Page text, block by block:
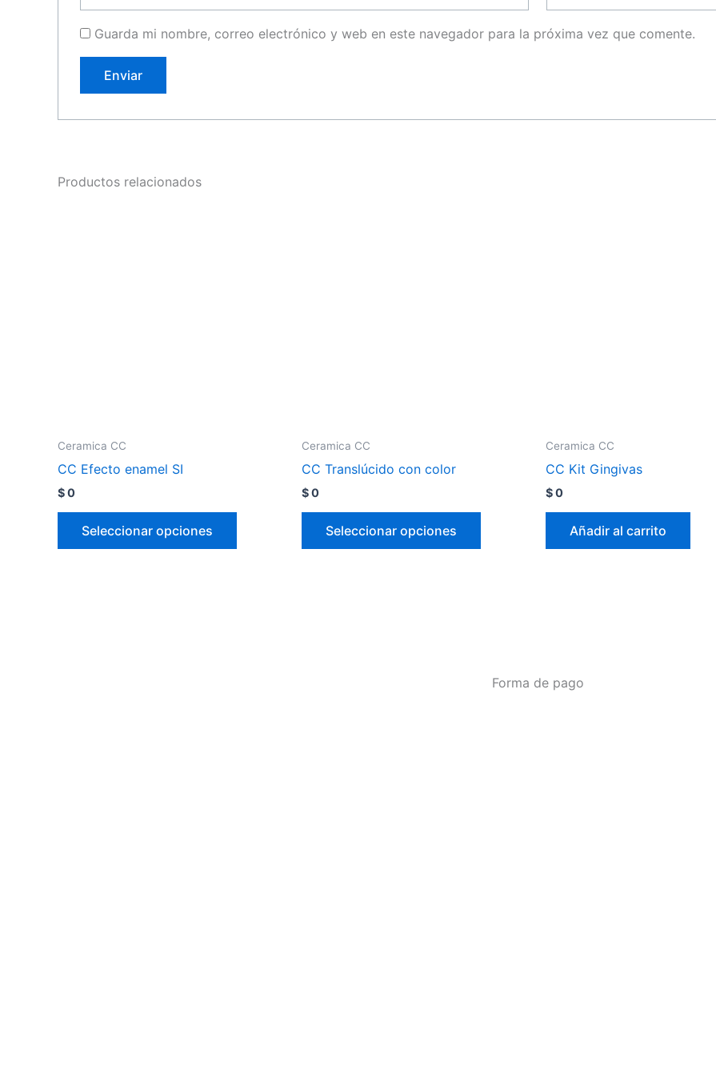
Guarda mi nombre, correo electrónico y web en este navegador para la próxima vez que comente.
Productos relacionados
Ceramica CC
CC Efecto enamel SI
$0
Seleccionar opciones
Ceramica CC
CC Translúcido con color
$0
Seleccionar opciones
Ceramica CC
CC Kit Gingivas
$0
Añadir al carrito
Forma de pago